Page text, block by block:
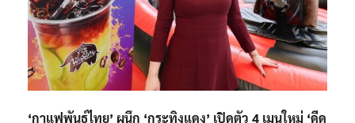
‘กาแฟพันธุ์ไทย’ ผนึก ‘กระทิงแดง’ เปิดตัว 4 เมนูใหม่ ‘ดีด